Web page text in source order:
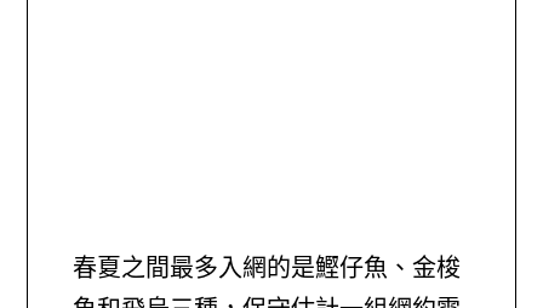
春夏之間最多入網的是鰹仔魚、金梭